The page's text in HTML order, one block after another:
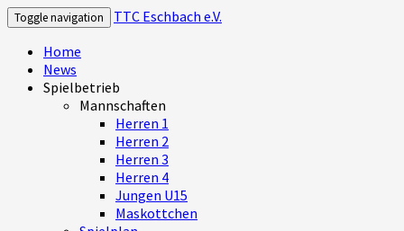
Toggle navigation
TTC Eschbach e.V.
Home
News
Spielbetrieb
Mannschaften
Herren 1
Herren 2
Herren 3
Herren 4
Jungen U15
Maskottchen